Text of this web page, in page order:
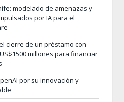
modelado de amenazas y
por IA para el
cierre de un préstamo con
millones para financiar
por su innovación y